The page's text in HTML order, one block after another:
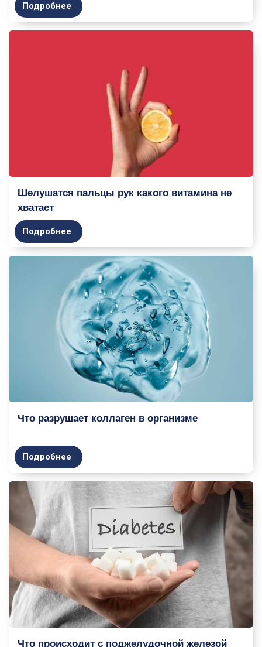
Подробнее
Шелушатся пальцы рук какого витамина не
хватает
Подробнее
Что разрушает коллаген в организме
Подробнее
Что происходит с поджелудочной железой